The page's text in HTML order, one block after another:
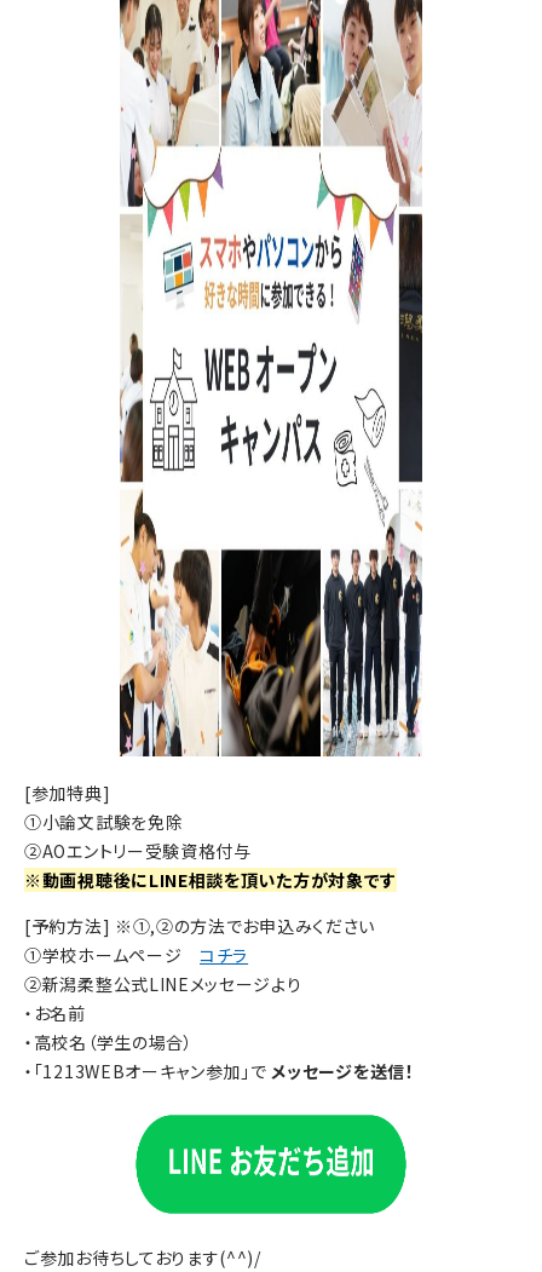
[参加特典]
①小論文試験を免除
②AOエントリー受験資格付与
※動画視聴後にLINE相談を頂いた方が対象です
[予約方法] ※①,②の方法でお申込みください
①学校ホームページ コチラ
②新潟柔整公式LINEメッセージより
・お名前
・高校名（学生の場合）
・「1213WEBオーキャン参加」でメッセージを送信！
ご参加お待ちしております(^^)/